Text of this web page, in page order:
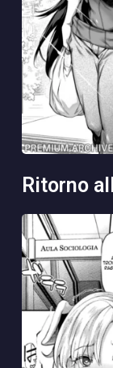
ritorno